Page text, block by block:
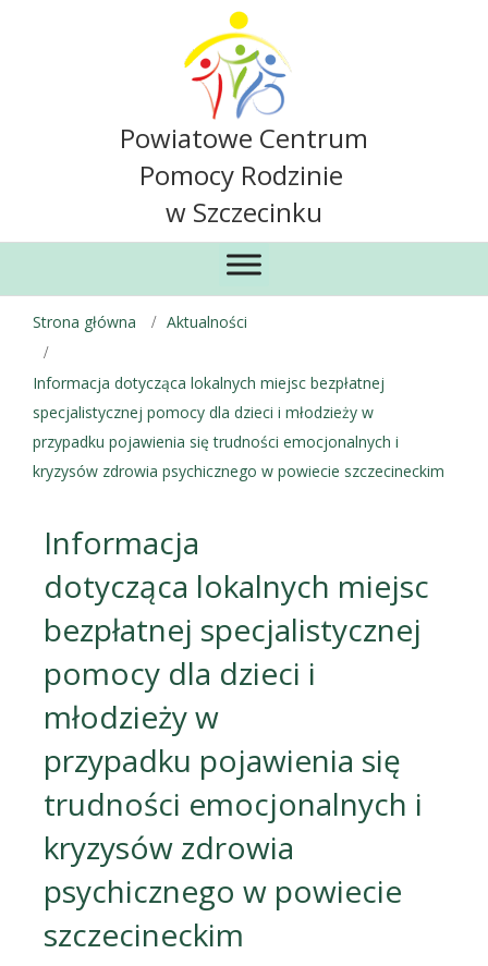
Powiatowe Centrum
Pomocy Rodzinie
w Szczecinku
Strona główna Aktualności
Informacja dotycząca lokalnych miejsc bezpłatnej
specjalistycznej pomocy dla dzieci i młodzieży w
przypadku pojawienia się trudności emocjonalnych i
kryzysów zdrowia psychicznego w powiecie szczecineckim
Informacja
dotycząca lokalnych miejsc
bezpłatnej specjalistycznej
pomocy dla dzieci i
młodzieży w
przypadku pojawienia się
trudności emocjonalnych i
kryzysów zdrowia
psychicznego w powiecie
szczecineckim